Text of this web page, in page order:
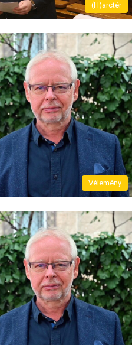
(H)arctér
Vélemény